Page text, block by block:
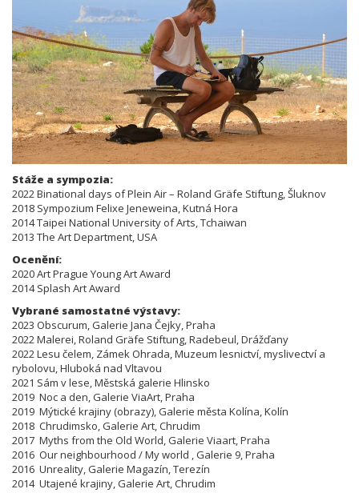
Stáže a sympozia:
2022 Binational days of Plein Air – Roland Gräfe Stiftung, Šluknov
2018 Sympozium Felixe Jeneweina, Kutná Hora
2014 Taipei National University of Arts, Tchaiwan
2013 The Art Department, USA
Ocenění:
2020 Art Prague Young Art Award
2014 Splash Art Award
Vybrané samostatné výstavy:
2023 Obscurum, Galerie Jana Čejky, Praha
2022 Malerei, Roland Gräfe Stiftung, Radebeul, Drážďany
2022 Lesu čelem, Zámek Ohrada, Muzeum lesnictví, myslivectví a
rybolovu, Hluboká nad Vltavou
2021 Sám v lese, Městská galerie Hlinsko
2019 Noc a den, Galerie ViaArt, Praha
2019 Mýtické krajiny (obrazy), Galerie města Kolína, Kolín
2018 Chrudimsko, Galerie Art, Chrudim
2017 Myths from the Old World, Galerie Viaart, Praha
2016 Our neighbourhood / My world , Galerie 9, Praha
2016 Unreality, Galerie Magazín, Terezín
2014 Utajené krajiny, Galerie Art, Chrudim